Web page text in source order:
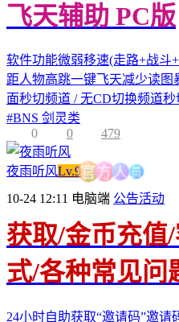
飞天辅助 PC版
软件功能微弱移速(走路+战斗
距人物高跳一键飞天减少读
面秒切频道 / 无CD切换频道秒
#BNS 剑灵类
0
0 479
夜雨听风Lv.9官 方人员
10-24 12:11 电脑端 公告活动
获取/金币充值
式/各种常见问
24小时自助获取“邀请码”邀